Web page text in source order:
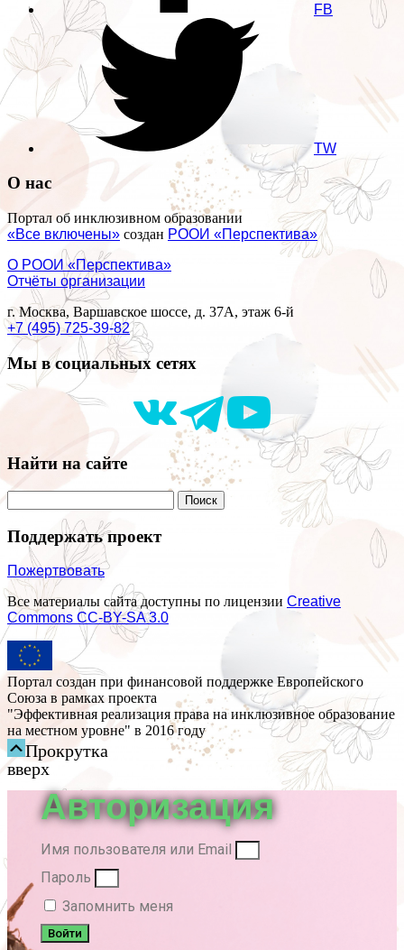
FB
TW
О нас
Портал об инклюзивном образовании
«Все включены» создан РООИ «Перспектива»
О РООИ «Перспектива»
Отчёты организации
г. Москва, Варшавское шоссе, д. 37А, этаж 6-й
+7 (495) 725-39-82
Мы в социальных сетях
Найти на сайте
Поддержать проект
Пожертвовать
Все материалы сайта доступны по лицензии Creative
Commons СС-BY-SA 3.0
Портал создан при финансовой поддержке Европейского
Союза в рамках проекта
"Эффективная реализация права на инклюзивное образование
на местном уровне" в 2016 году
Прокрутка
вверх
Авторизация
Имя пользователя или Email
Пароль
Запомнить меня
Войти